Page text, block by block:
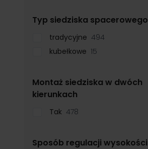
Typ siedziska spacerowego
tradycyjne 494
kubełkowe 15
Montaż siedziska w dwóch
kierunkach
Tak 478
Sposób regulacji wysokości